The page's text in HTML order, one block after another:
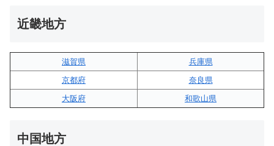
近畿地方
滋賀県
兵庫県
京都府
奈良県
大阪府
和歌山県
中国地方